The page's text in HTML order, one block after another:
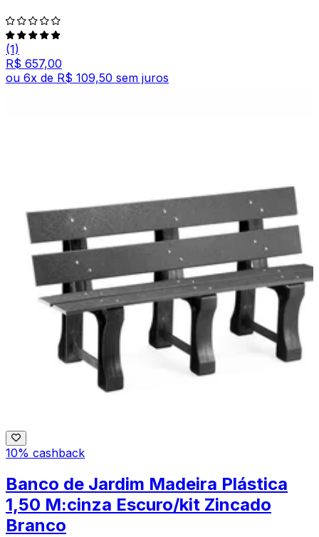
(1)
R$ 657,00
ou 6x de R$ 109,50 sem juros
10% cashback
Banco de Jardim Madeira Plástica
1,50 M:cinza Escuro/kit Zincado
Branco